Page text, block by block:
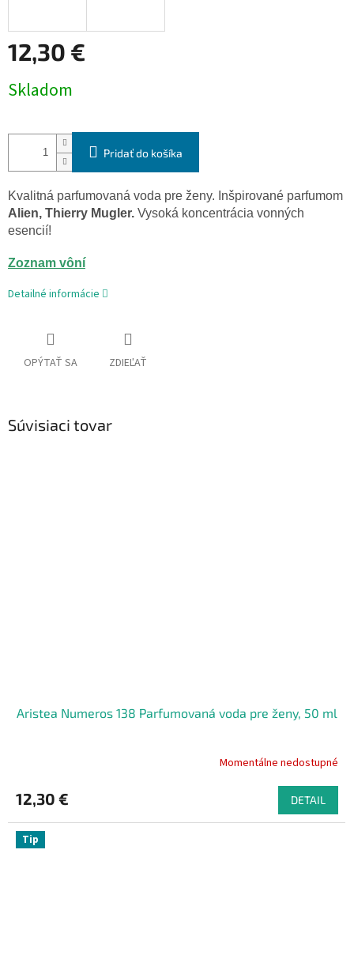
12,30 €
cena:
Skladom
Pridať do košíka
Kvalitná parfumovaná voda pre ženy. Inšpirované parfumom
Alien, Thierry Mugler. Vysoká koncentrácia vonných
esencií!
Zoznam vôní
Detailné informácie
OPÝTAŤ SA ZDIEĽAŤ
Súvisiaci tovar
Aristea Numeros 138 Parfumovaná voda pre ženy, 50 ml
Momentálne nedostupné
12,30 € DETAIL
Tip